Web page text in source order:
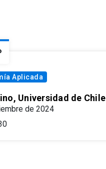
Aplicada
Universidad de Chile
de 2024